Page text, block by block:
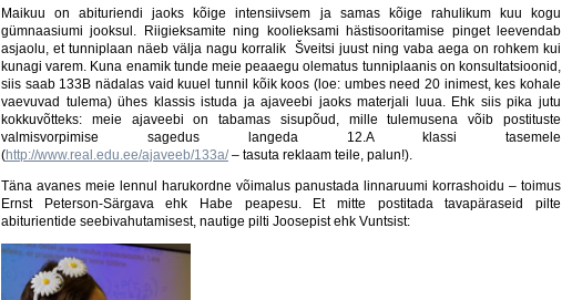
Maikuu on abituriendi jaoks kõige intensiivsem ja samas kõige rahulikum kuu kogu
gümnaasiumi jooksul. Riigieksamite ning koolieksami hästisooritamise pinget leevendab
asjaolu, et tunniplaan näeb välja nagu korralik Šveitsi juust ning vaba aega on rohkem kui
kunagi varem. Kuna enamik tunde meie peaaegu olematus tunniplaanis on konsultatsioonid,
siis saab 133B nädalas vaid kuuel tunnil kõik koos (loe: umbes need 20 inimest, kes kohale
vaevuvad tulema) ühes klassis istuda ja ajaveebi jaoks materjali luua. Ehk siis pika jutu
kokkuvõtteks: meie ajaveebi on tabamas sisupõud, mille tulemusena võib postituste
valmisvorpimise sagedus langeda 12.A klassi tasemele
(http://www.real.edu.ee/ajaveeb/133a/– tasuta reklaam teile, palun!).
Täna avanes meie lennul harukordne võimalus panustada linnaruumi korrashoidu – toimus
Ernst Peterson-Särgava ehk Habe peapesu. Et mitte postitada tavapäraseid pilte
abiturientide seebivahutamisest, nautige pilti Joosepist ehk Vuntsist: